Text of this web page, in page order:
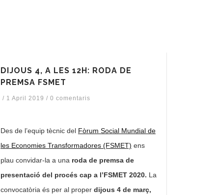
DIJOUS 4, A LES 12H: RODA DE
PREMSA FSMET
/ 1 April 2019 / 0 comentaris
Des de l’equip tècnic del Fòrum Social Mundial de
les Economies Transformadores (FSMET) ens
plau convidar-la a una roda de premsa de
presentació del procés cap a l’FSMET 2020. La
convocatòria és per al proper dijous 4 de març,